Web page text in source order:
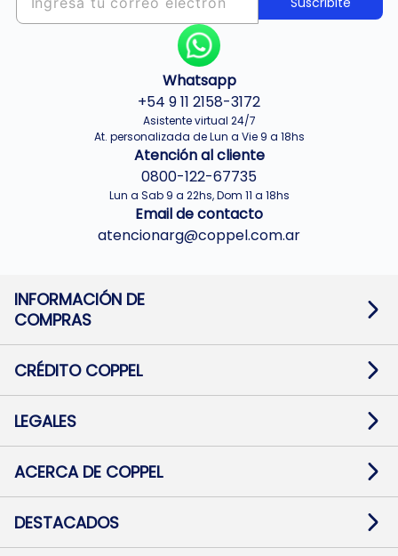
Whatsapp
+54 9 11 2158-3172
Asistente virtual 24/7
At. personalizada de Lun a Vie 9 a 18hs
Atención al cliente
0800-122-67735
Lun a Sab 9 a 22hs, Dom 11 a 18hs
Email de contacto
atencionarg@coppel.com.ar
INFORMACIÓN DE
COMPRAS
Términos y condiciones
Botón de arrepentimiento
Mapa de sitio
CRÉDITO COPPEL
Solicitar Crédito
Medios de Pago
Pago Fácil Online
LEGALES
Baja contratos
Defensa al consumidor CABA
ACERCA DE COPPEL
Trabajá con Nosotros
Preguntas Frecuentes
DESTACADOS